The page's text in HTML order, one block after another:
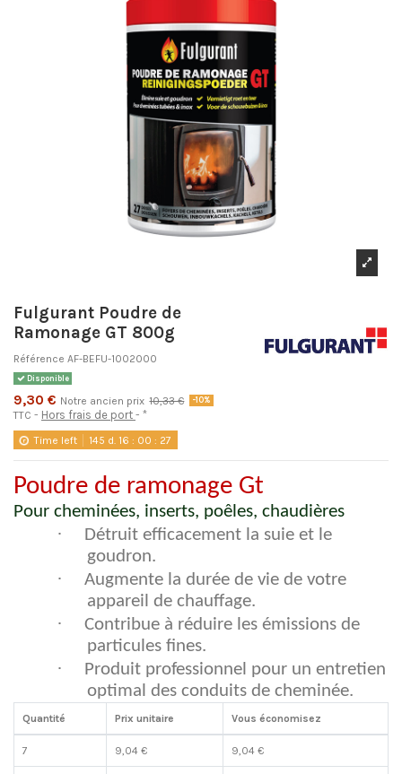
Fulgurant Poudre de
Ramonage GT 800g
Référence AF-BEFU-1002000
Disponible
9,30 € Notre ancien prix 10,33 € -10%
TTC Hors frais de port *
Time left 145 d. 16 : 00 : 26
Poudre de ramonage Gt
Pour cheminées, inserts, poêles, chaudières
·
Détruit efficacement la suie et le
goudron.
·
Augmente la durée de vie de votre
appareil de chauffage.
·
Contribue à réduire les émissions de
particules fines.
·
Produit professionnel pour un entretien
optimal des conduits de cheminée.
Quantité Prix unitaire Vous économisez
7 9,04 € 9,04 €